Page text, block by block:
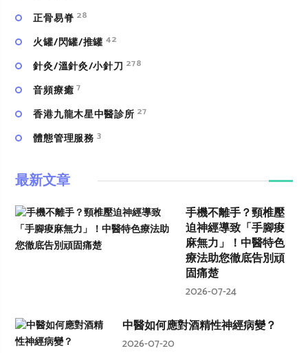
正骨易脊 28
火罐/閃罐/推罐 42
針灸/溫針灸/小針刀 278
⾳頻療癒 7
香港九龍木星中醫診所 27
體態管理服務 3
最新文章
手機不離手？頸椎壓
迫神經導致「手腳痠
麻無力」！中醫特色
療法助您徹底告別頑
固痛楚
2026-07-24
中醫如何應對酒精性神經病變？
2026-07-20